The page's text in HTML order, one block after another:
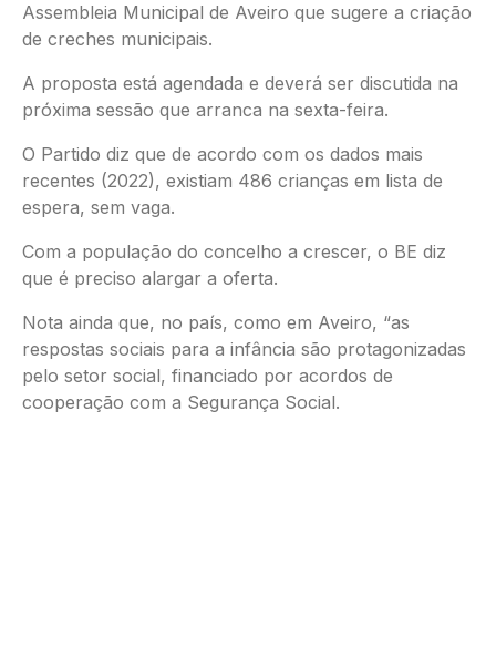
Assembleia Municipal de Aveiro que sugere a criação
de creches municipais.
A proposta está agendada e deverá ser discutida na
próxima sessão que arranca na sexta-feira.
O Partido diz que de acordo com os dados mais
recentes (2022), existiam 486 crianças em lista de
espera, sem vaga.
Com a população do concelho a crescer, o BE diz
que é preciso alargar a oferta.
Nota ainda que, no país, como em Aveiro, “as
respostas sociais para a infância são protagonizadas
pelo setor social, financiado por acordos de
cooperação com a Segurança Social.